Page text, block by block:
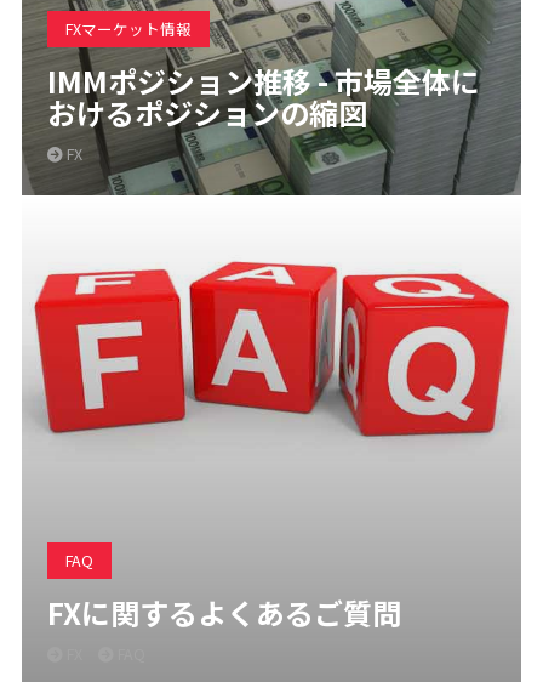
FXマーケット情報
IMMポジション推移 - 市場全体に
おけるポジションの縮図
FX
FAQ
FXに関するよくあるご質問